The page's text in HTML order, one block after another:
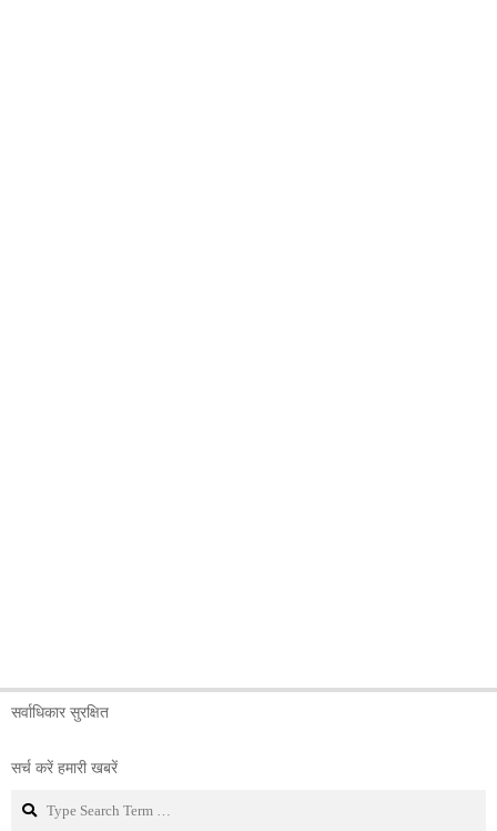
सर्वाधिकार सुरक्षित
सर्च करें हमारी खबरें